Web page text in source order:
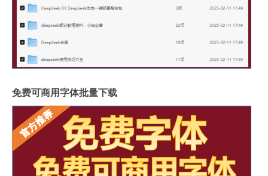
免费可商用字体批量下载